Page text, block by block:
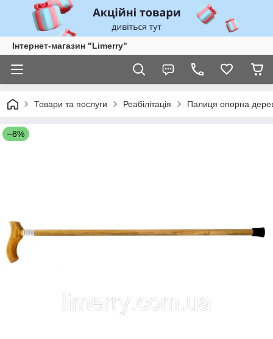
Інтернет-магазин "Limerry"
Товари та послуги Реабілітація Палиця опорна
–8%